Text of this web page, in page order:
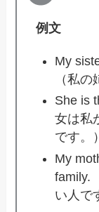
例文
My
（私
She is
女は私
です。）
My
family.
い人で